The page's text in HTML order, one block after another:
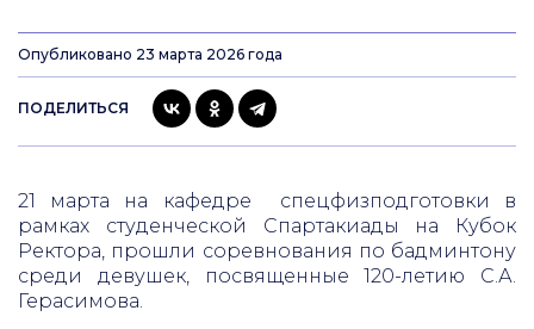
Опубликовано 23 марта 2026 года
ПОДЕЛИТЬСЯ
21 марта на кафедре спецфизподготовки в
рамках студенческой Спартакиады на Кубок
Ректора, прошли соревнования по бадминтону
среди девушек, посвященные 120-летию С.А.
Герасимова.